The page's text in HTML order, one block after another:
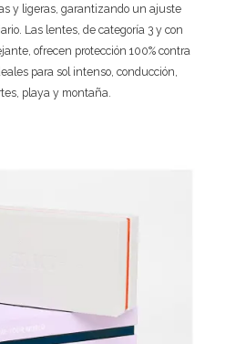
y ligeras, garantizando un ajuste
Las lentes, de categoría 3 y con
ofrecen protección 100% contra
para sol intenso, conducción,
playa y montaña.